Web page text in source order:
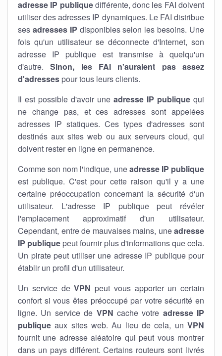
adresse IP publiquedifférente, donc les FAI doivent
utiliser des adresses IP dynamiques. Le FAI distribue
ses adresses IP disponibles selon les besoins. Une
fois qu'un utilisateur se déconnecte d'Internet, son
adresse IP publique est transmise à quelqu'un
d'autre.Sinon, les FAI n'auraient pas assez
d'adresses pour tous leurs clients.
Il est possible d'avoir une adresse IP publique qui
ne change pas, et ces adresses sont appelées
adresses IP statiques. Ces types d'adresses sont
destinés aux sites web ou aux serveurs cloud, qui
doivent rester en ligne en permanence.
Comme son nom l'indique, uneadresse IP publique
est publique. C'est pour cette raison qu'il y a une
certaine préoccupation concernant la sécurité d'un
utilisateur. L'adresse IP publique peut révéler
l'emplacement approximatif d'un utilisateur.
Cependant, entre de mauvaises mains, uneadresse
IP publique peut fournir plus d'informations que cela.
Un pirate peut utiliser une adresse IP publique pour
établir un profil d'un utilisateur.
Un service deVPN peut vous apporter un certain
confort si vous êtes préoccupé par votre sécurité en
ligne. Un service de VPN cache votre adresse IP
publique aux sites web. Au lieu de cela, un VPN
fournit une adresse aléatoire qui peut vous montrer
dans un pays différent. Certains routeurs sont livrés